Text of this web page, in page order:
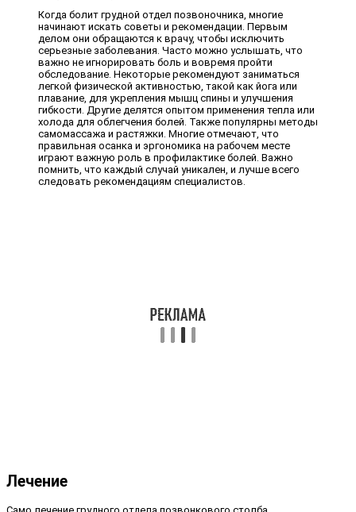
Когда болит грудной отдел позвоночника, многие
начинают искать советы и рекомендации. Первым
делом они обращаются к врачу, чтобы исключить
серьезные заболевания. Часто можно услышать, что
важно не игнорировать боль и вовремя пройти
обследование. Некоторые рекомендуют заниматься
легкой физической активностью, такой как йога или
плавание, для укрепления мышц спины и улучшения
гибкости. Другие делятся опытом применения тепла или
холода для облегчения болей. Также популярны методы
самомассажа и растяжки. Многие отмечают, что
правильная осанка и эргономика на рабочем месте
играют важную роль в профилактике болей. Важно
помнить, что каждый случай уникален, и лучше всего
следовать рекомендациям специалистов.
Лечение